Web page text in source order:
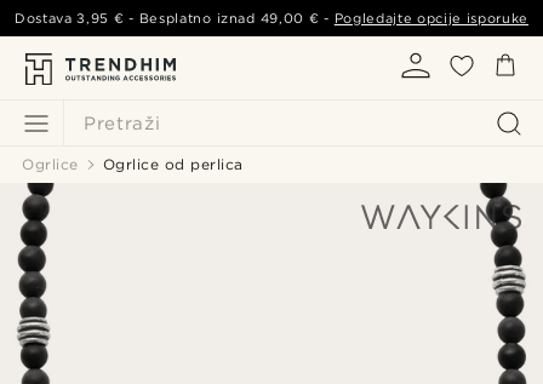
Pretraži
Dostava3,95 € - Besplatno iznad 49,00 € - Pogledajte opcije isporuke
Ogrlice Ogrlice od perlica